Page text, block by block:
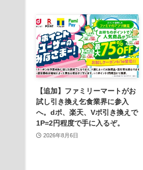
【追加】ファミリーマートがお
試し引き換え乞食業界に参入
へ。dポ、楽天、Vポ引き換えで
1P=2円程度で手に入るぞ。
2026年8月6日